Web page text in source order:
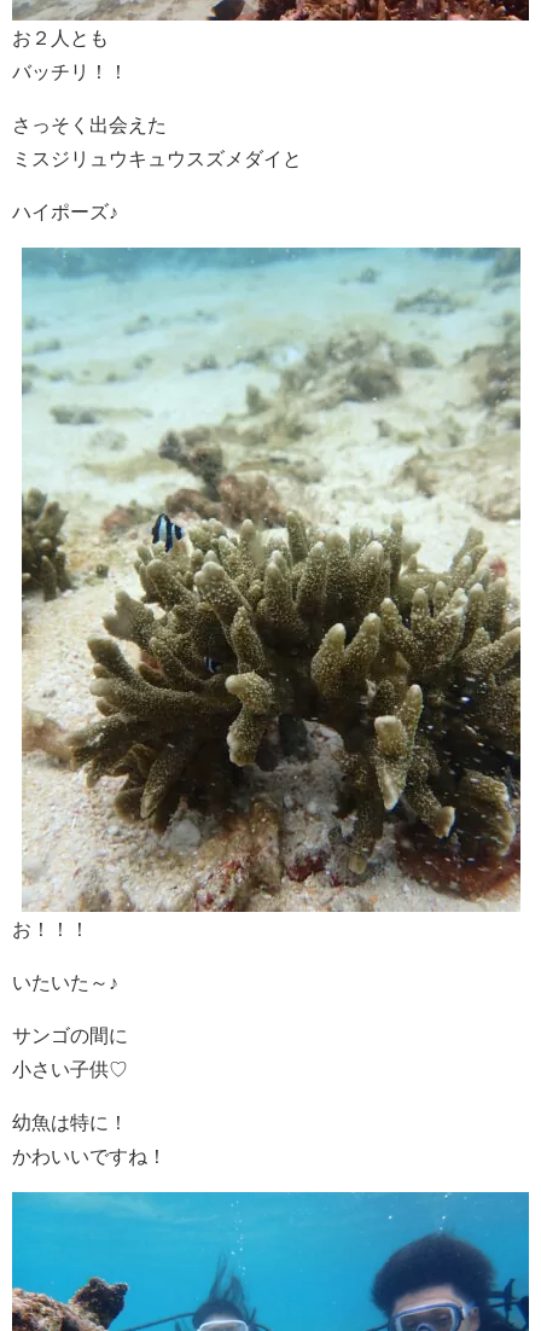
お２人とも
バッチリ！！
さっそく出会えた
ミスジリュウキュウスズメダイと
ハイポーズ♪
お！！！
いたいた～♪
サンゴの間に
小さい子供♡
幼魚は特に！
かわいいですね！